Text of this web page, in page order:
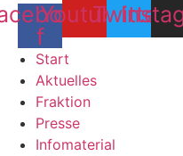
f
YoutubeTwitter
Start
Aktuelles
Fraktion
Presse
Infomaterial